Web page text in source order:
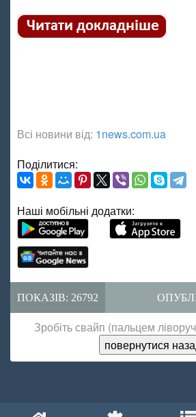
Всі новини від: 1news.com.ua
Поділитися:
Наші мобільні додатки:
ПОКАЗІВ: 26792
Зробіть свайп (пальцем
повернутися